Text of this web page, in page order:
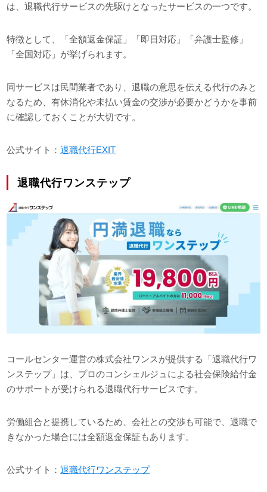
は、退職代行サービスの先駆けとなったサービスの一つです。
特徴として、「全額返金保証」「即日対応」「弁護士監修」
「全国対応」が挙げられます。
同サービスは民間業者であり、退職の意思を伝える代行のみと
なるため、有休消化や未払い賃金の交渉が必要かどうかを事前
に確認しておくことが大切です。
公式サイト：退職代行EXIT
退職代行ワンステップ
コールセンター運営の株式会社ワンスが提供する「退職代行ワ
ンステップ」は、プロのコンシェルジュによる社会保険給付金
のサポートが受けられる退職代行サービスです。
労働組合と提携しているため、会社との交渉も可能で、退職で
きなかった場合には全額返金保証もあります。
公式サイト：退職代行ワンステップ